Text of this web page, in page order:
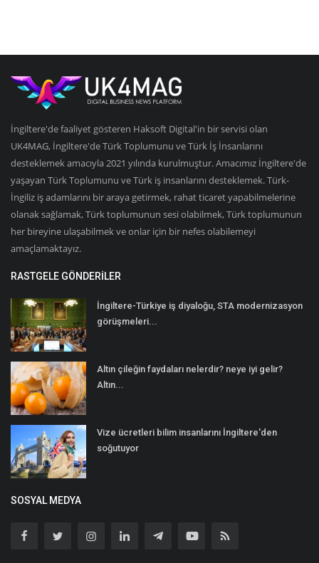
İngiltere'de faaliyet gösteren Haksoft Digital'in bir servisi olan
UK4MAG, İngiltere'de Türk Toplumunu ve Türk İş İnsanlarını
desteklemek amacıyla 2021 yılında kurulmuştur. Amacımız İngiltere'de
yaşayan Türk Toplumunu ve Türk iş insanlarını desteklemek. Türk-
İngiliz iş adamlarını bir araya getirmek, rahat ticaret yapabilmelerine
olanak sağlamak, Türk toplumunun sesi olabilmek, Türk toplumunun
her bireyine ulaşabilmek ve onlar için bir nefes olabilemeyi
amaçlamaktayız.
RASTGELE GÖNDERILER
İngiltere-Türkiye iş diyaloğu, STA modernizasyon
görüşmeleri...
Altın çileğin faydaları nelerdir? neye iyi gelir?
Altın...
Vize ücretleri bilim insanlarını İngiltere'den
soğutuyor
SOSYAL MEDYA